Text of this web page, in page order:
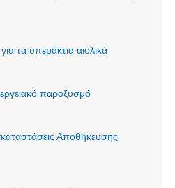
τα υπεράκτια αιολικά
παροξυσμό
Αποθήκευσης